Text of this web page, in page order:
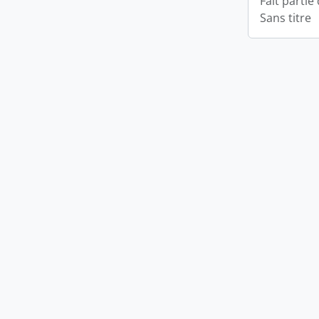
Sans titre